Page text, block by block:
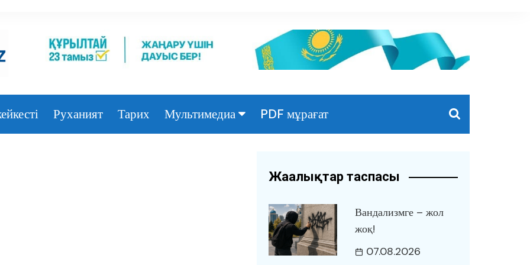
Руханият Тарих Мультимедиа PDF мұрағат
Жаңалықтар таспасы
Вандализмге – жол
жоқ!
07.08.2026